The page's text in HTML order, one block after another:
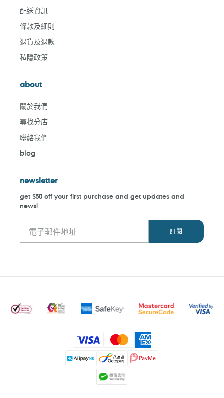
配送資訊
條款及細則
退貨及退款
私隱政策
about
關於我們
尋找分店
聯絡我們
blog
newsletter
get $50 off your first purchase and get updates and
news!
付
款
方
式